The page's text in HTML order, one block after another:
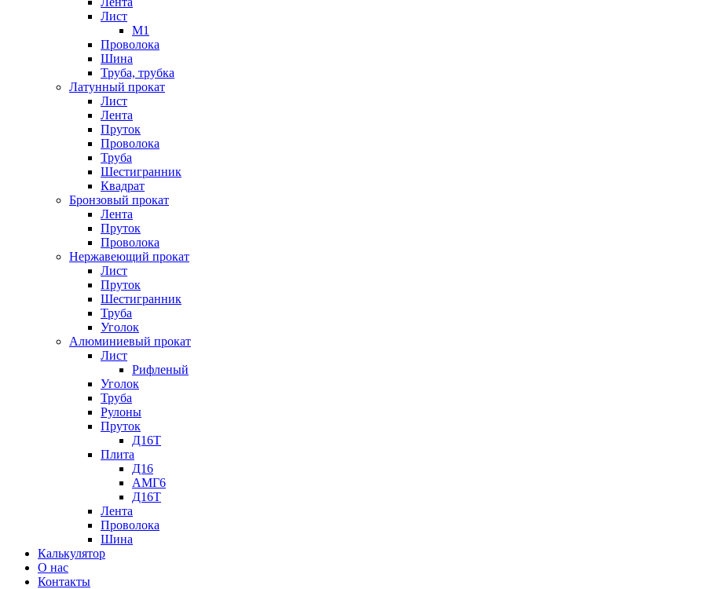
Лист
М1
Проволока
Шина
Труба, трубка
Латунный прокат
Лист
Лента
Пруток
Проволока
Труба
Шестигранник
Квадрат
Бронзовый прокат
Лента
Пруток
Проволока
Нержавеющий прокат
Лист
Пруток
Шестигранник
Труба
Уголок
Алюминиевый прокат
Лист
Рифленый
Уголок
Труба
Рулоны
Пруток
Д16Т
Плита
Д16
АМГ6
Д16Т
Лента
Проволока
Шина
Калькулятор
О нас
Контакты